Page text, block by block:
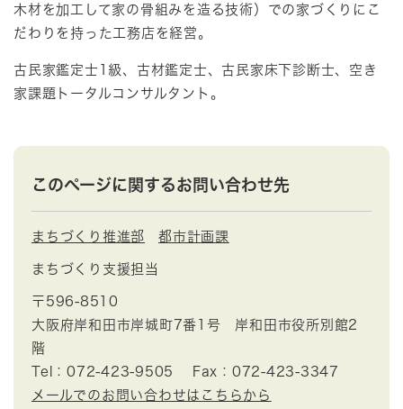
木材を加工して家の骨組みを造る技術）での家づくりにこ
だわりを持った工務店を経営。
古民家鑑定士1級、古材鑑定士、古民家床下診断士、空き
家課題トータルコンサルタント。
このページに関するお問い合わせ先
まちづくり推進部 都市計画課
まちづくり支援担当
〒596-8510
大阪府岸和田市岸城町7番1号 岸和田市役所別館2
階
Tel：072-423-9505
Fax：072-423-3347
メールでのお問い合わせはこちらから